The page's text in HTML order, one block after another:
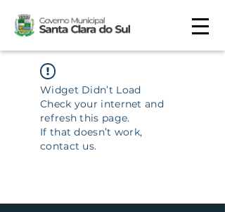
Widget Didn’t Load
Check your internet and
refresh this page.
If that doesn’t work,
contact us.